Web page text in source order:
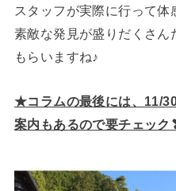
スタッフが実際に行って体
素敵な発見が盛りだくさん
もらいますね♪
★コラムの最後には、11/
案内もあるので要チェック